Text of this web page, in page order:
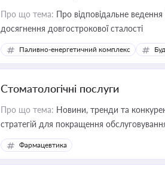
Про що тема: Про відповідальне ведення
досягнення довгострокової сталості
Паливно-енергетичний комплекс
Стоматологічні послуги
Про що тема: Новини, тренди та
стратегій для покращення
Фармацевтика